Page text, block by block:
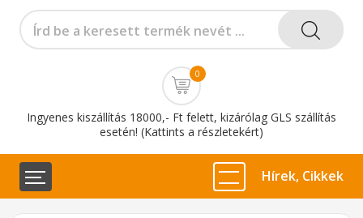
0
Ingyenes kiszállítás 18000,- Ft felett, kizárólag GLS szállítás
esetén! (Kattints a részletekért)
Hírek, Cikkek